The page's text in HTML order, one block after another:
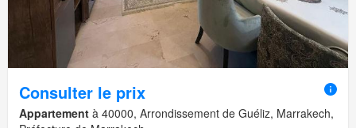
Consulter le prix
Appartement à 40000, Arrondissement de Guéliz, Marrakech,